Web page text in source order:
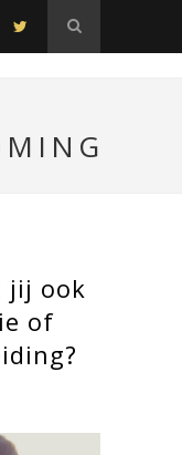
jij ook
of